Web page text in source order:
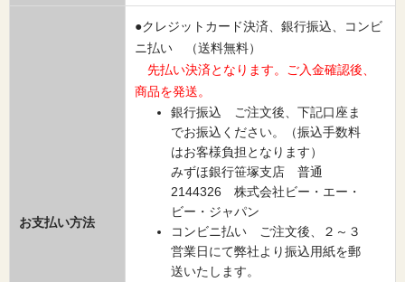
お支払い方法
●クレジットカード決済、銀行振込、コンビ
ニ払い （送料無料）
先払い決済となります。ご入金確認後、
商品を発送。
銀行振込 ご注文後、下記口座ま
でお振込ください。（振込手数料
はお客様負担となります）
みずほ銀行笹塚支店 普通
2144326 株式会社ビー・エー・
ビー・ジャパン
コンビニ払い ご注文後、２～３
営業日にて弊社より振込用紙を郵
送いたします。